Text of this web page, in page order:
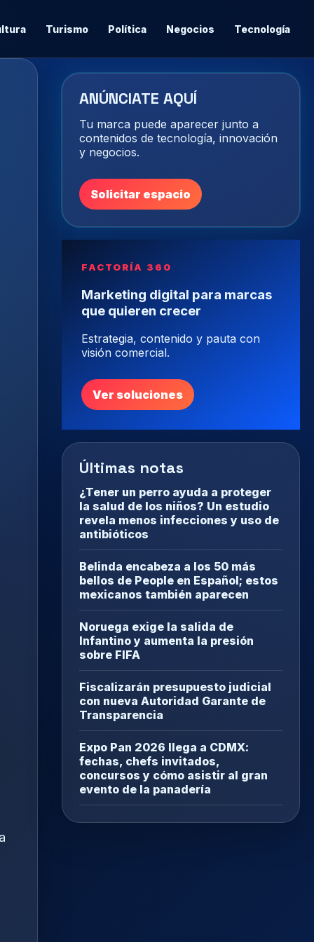
Turismo Política Negocios Tecnología
ANÚNCIATE AQUÍ
Tu marca puede aparecer junto a
contenidos de tecnología, innovación
y negocios.
Solicitar espacio
FACTORÍA 360
Marketing digital para marcas
que quieren crecer
Estrategia, contenido y pauta con
visión comercial.
Ver soluciones
Últimas notas
¿Tener un perro ayuda a proteger
la salud de los niños? Un estudio
revela menos infecciones y uso de
antibióticos
Belinda encabeza a los 50 más
bellos de People en Español; estos
mexicanos también aparecen
Noruega exige la salida de
Infantino y aumenta la presión
sobre FIFA
Fiscalizarán presupuesto judicial
con nueva Autoridad Garante de
Transparencia
Expo Pan 2026 llega a CDMX:
fechas, chefs invitados,
concursos y cómo asistir al gran
evento de la panadería